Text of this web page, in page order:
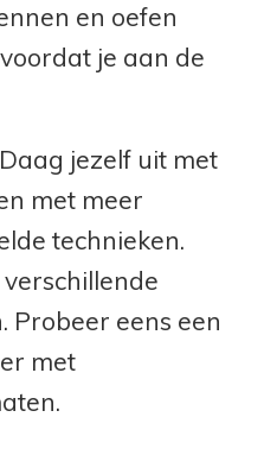
en oefen
je aan de
jezelf uit met
met meer
technieken.
Probeer eens een
met